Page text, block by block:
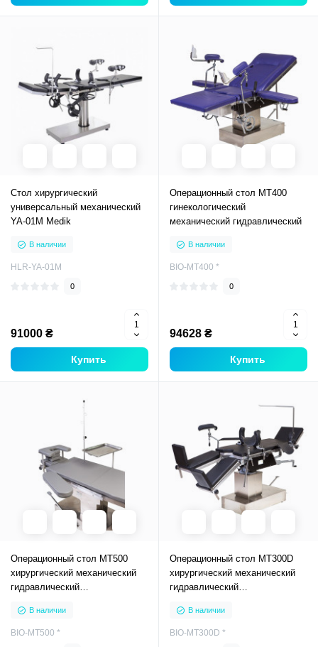
Стол хирургический
универсальный механический
YA-01M Medik
В наличии
HLR-YA-01M
0
91000 ₴
Купить
Операционный стол МТ400
гинекологический
механический гидравлический
В наличии
BIO-МТ400 *
0
94628 ₴
Купить
Операционный стол МТ500
хирургический механический
гидравлический
В наличии
BIO-MT500 *
Операционный стол МТ300D
хирургический механический
гидравлический
В наличии
BIO-МТ300D *